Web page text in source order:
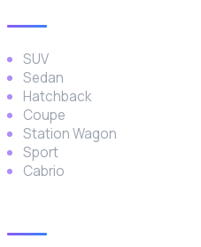
SUV
Sedan
Hatchback
Coupe
Station Wagon
Sport
Cabrio